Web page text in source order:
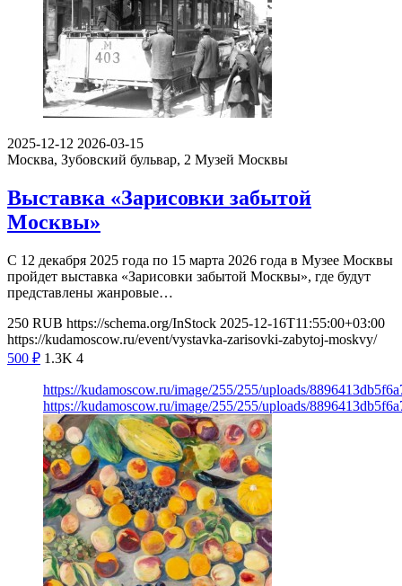
2025-12-12 2026-03-15
Москва, Зубовский бульвар, 2 Музей Москвы
Выставка «Зарисовки забытой
Москвы»
С 12 декабря 2025 года по 15 марта 2026 года в Музее Москвы
пройдет выставка «Зарисовки забытой Москвы», где будут
представлены жанровые…
250 RUB https://schema.org/InStock 2025-12-16T11:55:00+03:00
https://kudamoscow.ru/event/vystavka-zarisovki-zabytoj-moskvy/
500 ₽ 1.3K 4
https://kudamoscow.ru/image/255/255/uploads/
https://kudamoscow.ru/image/255/255/uploads/